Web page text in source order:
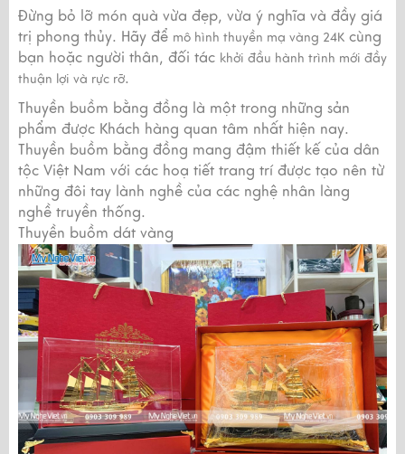
Đừng bỏ lỡ món quà vừa đẹp, vừa ý nghĩa và đầy giá
trị phong thủy. Hãy để mô hình thuyền mạ vàng 24K cùng
bạn hoặc người thân, đối tác khởi đầu hành trình mới đầy
thuận lợi và rực rỡ.
Thuyền buồm bằng đồng là một trong những sản
phẩm được Khách hàng quan tâm nhất hiện nay.
Thuyền buồm bằng đồng mang đậm thiết kế của dân
tộc Việt Nam với các hoạ tiết trang trí được tạo nên từ
những đôi tay lành nghề của các nghệ nhân làng
nghề truyền thống.
Thuyền buồm dát vàng